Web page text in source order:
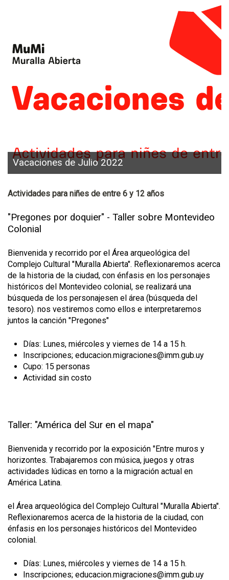
Vacaciones de Julio 2022
Actividades para niñes de entre 6 y 12 años
"Pregones por doquier" - Taller sobre Montevideo
Colonial
Bienvenida y recorrido por el Área arqueológica del
Complejo Cultural "Muralla Abierta". Reflexionaremos acerca
de la historia de la ciudad, con énfasis en los personajes
históricos del Montevideo colonial, se realizará una
búsqueda de los personajesen el área (búsqueda del
tesoro). nos vestiremos como ellos e interpretaremos
juntos la canción "Pregones"
Días: Lunes, miércoles y viernes de 14 a 15 h.
Inscripciones; educacion.migraciones@imm.gub.uy
Cupo: 15 personas
Actividad sin costo
Taller: "América del Sur en el mapa"
Bienvenida y recorrido por la exposición "Entre muros y
horizontes. Trabajaremos con música, juegos y otras
actividades lúdicas en torno a la migración actual en
América Latina.
el Área arqueológica del Complejo Cultural "Muralla Abierta".
Reflexionaremos acerca de la historia de la ciudad, con
énfasis en los personajes históricos del Montevideo
colonial.
Días: Lunes, miércoles y viernes de 14 a 15 h.
Inscripciones; educacion.migraciones@imm.gub.uy